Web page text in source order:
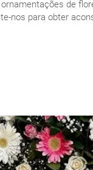
de
nos para obter